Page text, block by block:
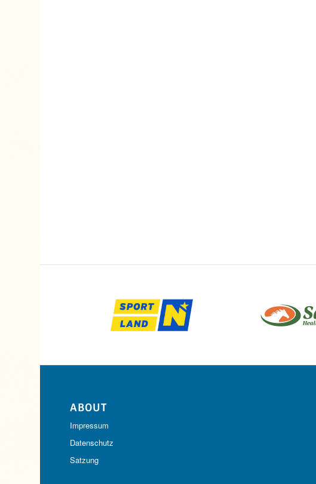
ABOUT
Impressum
Datenschutz
Satzung